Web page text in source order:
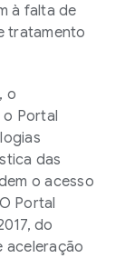
à falta de
tratamento
o
Portal
das
o acesso
Portal
do
aceleração